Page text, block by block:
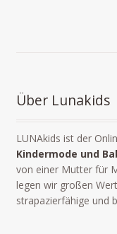
Über Lunakids
LUNAkids ist der
Kindermode und
von einer Mutter für
legen wir großen
strapazierfähige und